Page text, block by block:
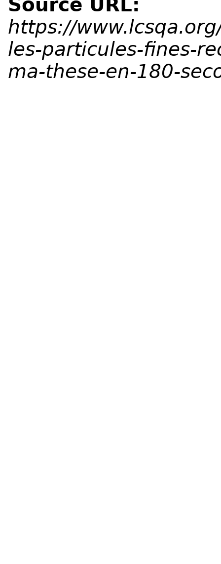
Source URL:
https://
les-particules-fines-
ma-these-en-180-